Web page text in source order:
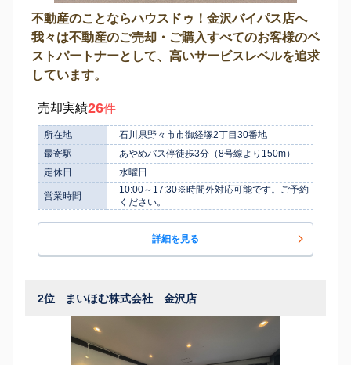
不動産のことならハウスドゥ！金沢バイパス店へ
我々は不動産のご売却・ご購入すべてのお客様のベ
ストパートナーとして、高いサービスレベルを追求
しています。
売却実績26件
所在地
石川県野々市市御経塚2丁目30番地
最寄駅
あやめバス停徒歩3分（8号線より150m）
定休日
水曜日
営業時間
10:00～17:30※時間外対応可能です。ご予約
ください。
詳細を見る
2位 まいほむ株式会社 金沢店